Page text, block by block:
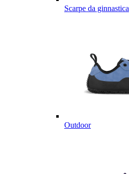
Scarpe da ginnastica
Outdoor